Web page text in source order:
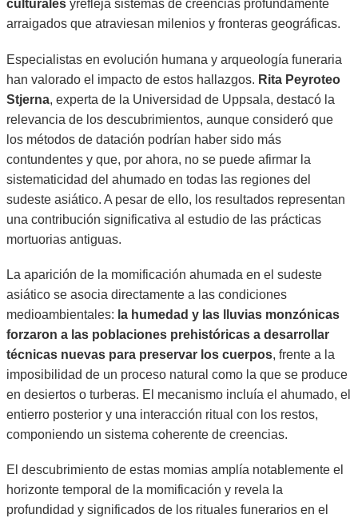
culturales yrefleja sistemas de creencias profundamente
arraigados que atraviesan milenios y fronteras geográficas.
Especialistas en evolución humana y arqueología funeraria
han valorado el impacto de estos hallazgos. Rita Peyroteo
Stjerna, experta de la Universidad de Uppsala, destacó la
relevancia de los descubrimientos, aunque consideró que
los métodos de datación podrían haber sido más
contundentes y que, por ahora, no se puede afirmar la
sistematicidad del ahumado en todas las regiones del
sudeste asiático. A pesar de ello, los resultados representan
una contribución significativa al estudio de las prácticas
mortuorias antiguas.
La aparición de la momificación ahumada en el sudeste
asiático se asocia directamente a las condiciones
medioambientales: la humedad y las lluvias monzónicas
forzaron a las poblaciones prehistóricas a desarrollar
técnicas nuevas para preservar los cuerpos, frente a la
imposibilidad de un proceso natural como la que se produce
en desiertos o turberas. El mecanismo incluía el ahumado, el
entierro posterior y una interacción ritual con los restos,
componiendo un sistema coherente de creencias.
El descubrimiento de estas momias amplía notablemente el
horizonte temporal de la momificación y revela la
profundidad y significados de los rituales funerarios en el